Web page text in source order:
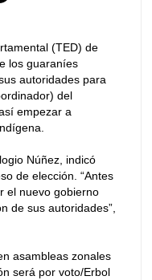
(TED) de
los guaraníes
autoridades para
del
empezar a
Núñez, indicó
de elección. “Antes
el nuevo gobierno
de sus autoridades”,
asambleas zonales
será por voto/Erbol